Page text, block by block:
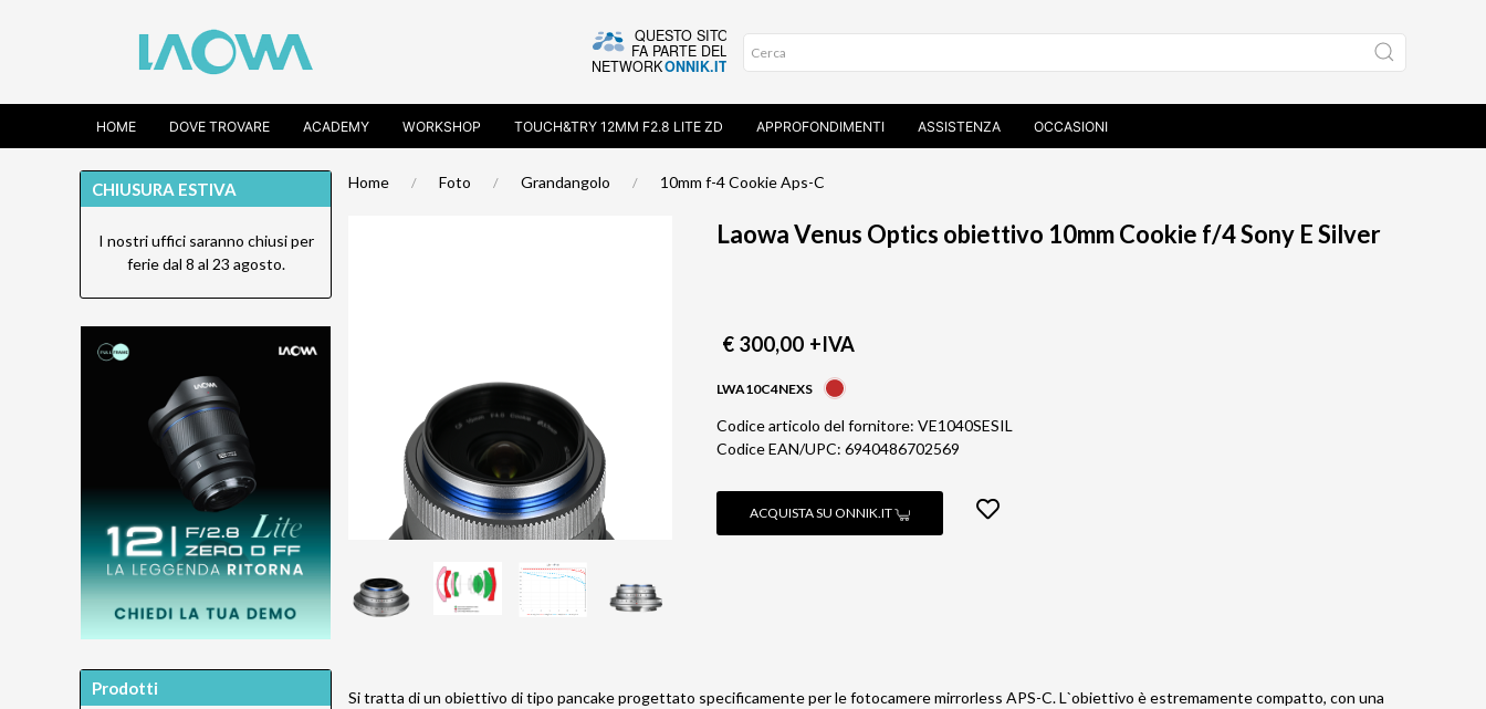
HOME DOVE TROVARE ACADEMY WORKSHOP TOUCH&TRY 12MM F2.8 LITE ZD APPROFONDIMENTI ASSISTENZA OCCASIONI
Home Foto Grandangolo 10mm f-4 Cookie Aps-C
Laowa Venus Optics obiettivo 10mm Cookie f/4 Sony E Silver
€ 300,00 +IVA
LWA10C4NEXS
Codice articolo del fornitore: VE1040SESIL
Codice EAN/UPC: 6940486702569
ACQUISTA SU ONNIK.IT
Si tratta di un obiettivo di tipo pancake progettato specificamente per le fotocamere mirrorless APS-C. L`obiettivo è estremamente compatto, con una
CHIUSURA ESTIVA
I nostri uffici saranno chiusi per
ferie dal 8 al 23 agosto.
Prodotti